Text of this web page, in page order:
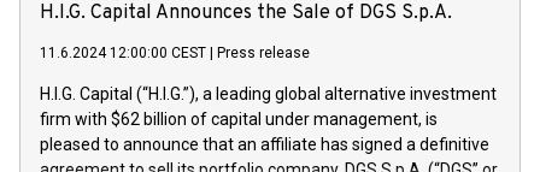
H.I.G. Capital Announces the Sale of DGS S.p.A.
11.6.2024 12:00:00 CEST Press release
H.I.G. Capital (“H.I.G.”), a leading global alternative investment
firm with $62 billion of capital under management, is
pleased to announce that an affiliate has signed a definitive